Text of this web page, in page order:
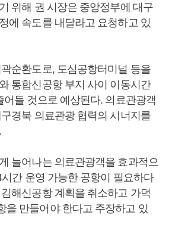
위해 권 시장은 중앙정부에 대구
에 속도를 내달라고 요청하고 있
순환도로, 도심공항터미널 등을
통합신공항 부지 사이 이동시간
어들 것으로 예상된다. 의료관광객
경북 의료관광 협력의 시너지를
늘어나는 의료관광객을 효과적으
간 운영 가능한 공항이 필요하다
해신공항 계획을 취소하고 가덕
을 만들어야 한다고 주장하고 있